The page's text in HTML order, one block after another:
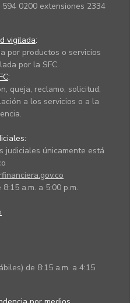
594 0200 extensiones 2334
vigilada:
por productos o servicios
por la SFC.
:
queja, reclamo, solicitud,
a los servicios o a la
judiciales únicamente está
a.m. a 5:00 p.m.
de 8:15 a.m. a 4:15